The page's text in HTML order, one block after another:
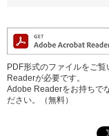
PDF形式のファイルをご
Readerが必要です。
Adobe Readerをお持ちで
ださい。（無料）